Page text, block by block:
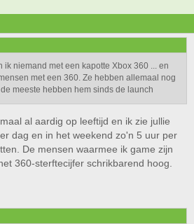
ik niemand met een kapotte Xbox 360 ... en
met een 360. Ze hebben allemaal nog
meeste hebben hem sinds de launch
al aardig op leeftijd en ik zie jullie
dag en in het weekend zo'n 5 uur per
De mensen waarmee ik game zijn
360-sterftecijfer schrikbarend hoog.